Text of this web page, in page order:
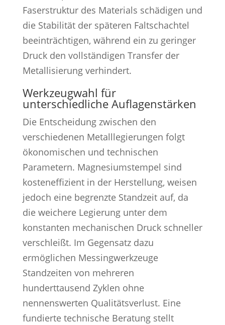
Faserstruktur des Materials schädigen und
die Stabilität der späteren Faltschachtel
beeinträchtigen, während ein zu geringer
Druck den vollständigen Transfer der
Metallisierung verhindert.
Werkzeugwahl für
unterschiedliche Auflagenstärken
Die Entscheidung zwischen den
verschiedenen Metalllegierungen folgt
ökonomischen und technischen
Parametern. Magnesiumstempel sind
kosteneffizient in der Herstellung, weisen
jedoch eine begrenzte Standzeit auf, da
die weichere Legierung unter dem
konstanten mechanischen Druck schneller
verschleißt. Im Gegensatz dazu
ermöglichen Messingwerkzeuge
Standzeiten von mehreren
hunderttausend Zyklen ohne
nennenswerten Qualitätsverlust. Eine
fundierte technische Beratung stellt